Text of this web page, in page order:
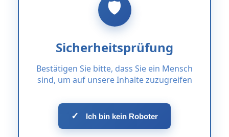
Sicherheitsprüfung
Bestätigen Sie bitte, dass Sie ein Mensch
sind, um auf unsere Inhalte zuzugreifen
✓ Ich bin kein Roboter